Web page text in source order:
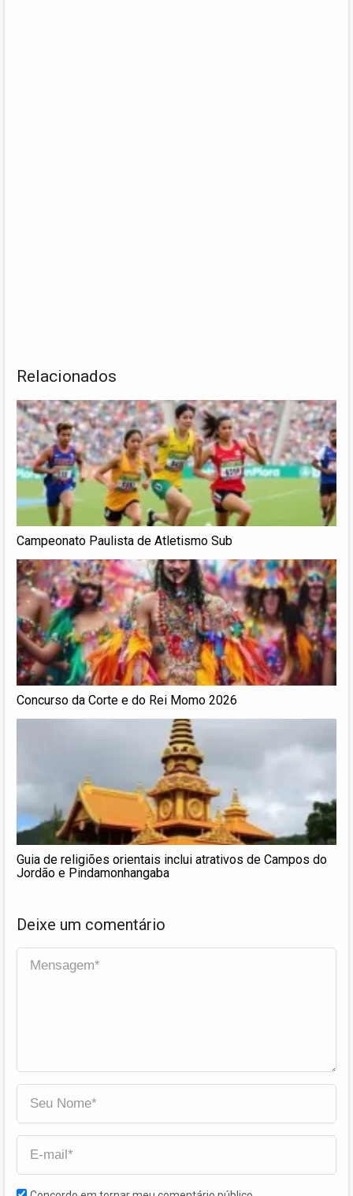
Relacionados
Campeonato Paulista de Atletismo Sub
Concurso da Corte e do Rei Momo 2026
Guia de religiões orientais inclui atrativos de Campos do
Jordão e Pindamonhangaba
Deixe um comentário